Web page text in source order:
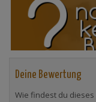
Deine Bewertung
Wie findest du dieses